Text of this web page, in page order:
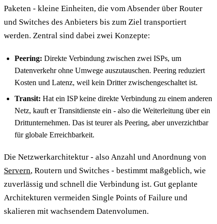
Paketen - kleine Einheiten, die vom Absender über Router
und Switches des Anbieters bis zum Ziel transportiert
werden. Zentral sind dabei zwei Konzepte:
Peering: Direkte Verbindung zwischen zwei ISPs, um
Datenverkehr ohne Umwege auszutauschen. Peering reduziert
Kosten und Latenz, weil kein Dritter zwischengeschaltet ist.
Transit: Hat ein ISP keine direkte Verbindung zu einem anderen
Netz, kauft er Transitdienste ein - also die Weiterleitung über ein
Drittunternehmen. Das ist teurer als Peering, aber unverzichtbar
für globale Erreichbarkeit.
Die Netzwerkarchitektur - also Anzahl und Anordnung von
Servern, Routern und Switches - bestimmt maßgeblich, wie
zuverlässig und schnell die Verbindung ist. Gut geplante
Architekturen vermeiden Single Points of Failure und
skalieren mit wachsendem Datenvolumen.